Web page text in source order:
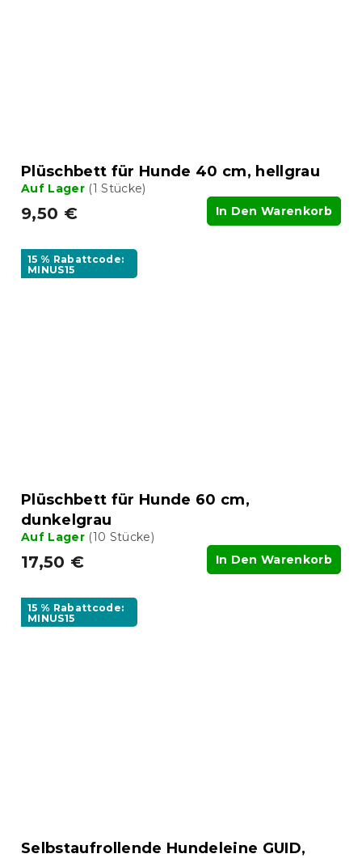
Plüschbett für Hunde 40 cm, hellgrau
Auf Lager (1 Stücke)
9,50 € In Den Warenkorb
15 % Rabattcode:
MINUS15
Plüschbett für Hunde 60 cm,
dunkelgrau
Auf Lager (10 Stücke)
17,50 € In Den Warenkorb
15 % Rabattcode:
MINUS15
Selbstaufrollende Hundeleine GUID,